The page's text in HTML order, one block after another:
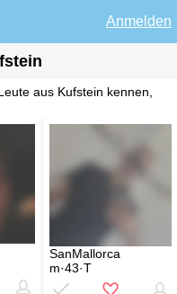
Anmelden
aus Kufstein kennen,
SanMallorca
m·43·T